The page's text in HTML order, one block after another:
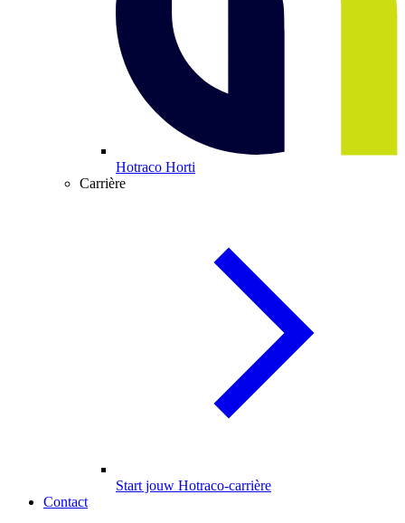
Hotraco Horti
Carrière
Start jouw Hotraco-carrière
Contact